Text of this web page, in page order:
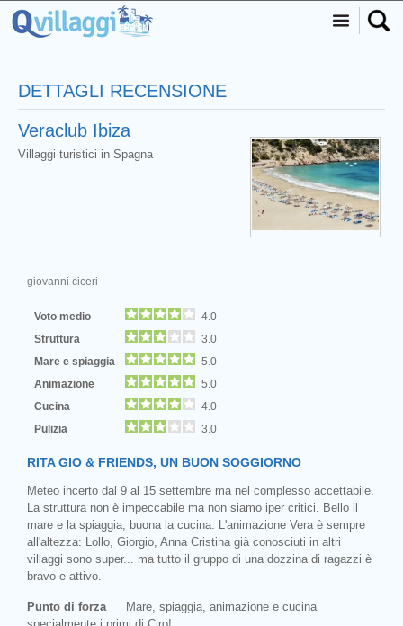
DETTAGLI RECENSIONE
Veraclub Ibiza
Villaggi turistici in Spagna
giovanni ciceri
Voto medio
4.0
Struttura
3.0
Mare e spiaggia
5.0
Animazione
5.0
Cucina
4.0
Pulizia
3.0
RITA GIO & FRIENDS, UN BUON SOGGIORNO
Meteo incerto dal 9 al 15 settembre ma nel complesso accettabile.
La struttura non è impeccabile ma non siamo iper critici. Bello il
mare e la spiaggia, buona la cucina. L'animazione Vera è sempre
all'altezza: Lollo, Giorgio, Anna Cristina già conosciuti in altri
villaggi sono super... ma tutto il gruppo di una dozzina di ragazzi è
bravo e attivo.
Punto di forza
Mare, spiaggia, animazione e cucina